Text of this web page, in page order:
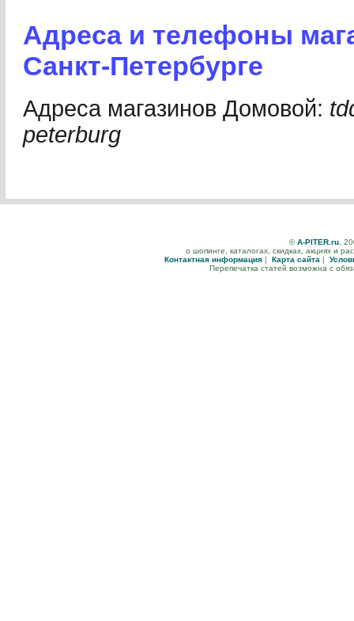
Адреса и телефоны
Санкт-Петербурге
Адреса магазинов Домовой:
peterburg
©A-PITER.ru,
о шопинге, каталогах, скидках, акциях и
Контактная информация | Карта сайта |
Перепечатка статей возможна с